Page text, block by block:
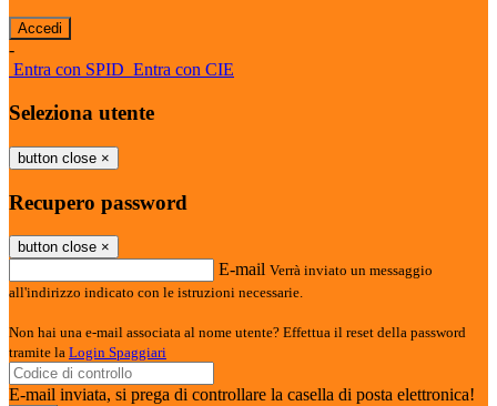
-
Entra con SPID Entra con CIE
Seleziona utente
button close ×
Recupero password
button close ×
E-mail Verrà inviato un messaggio
all'indirizzo indicato con le istruzioni necessarie.
Non hai una e-mail associata al nome utente? Effettua il reset della password
tramite la Login Spaggiari
E-mail inviata, si prega di controllare la casella di posta elettronica!